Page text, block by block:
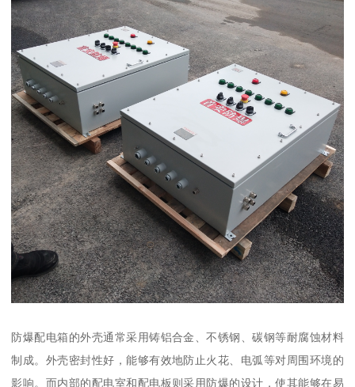
防爆配电箱的外壳通常采用铸铝合金、不锈钢、碳钢等耐腐蚀材料
制成。外壳密封性好，能够有效地防止火花、电弧等对周围环境的
影响。而内部的配电室和配电板则采用防爆的设计，使其能够在易